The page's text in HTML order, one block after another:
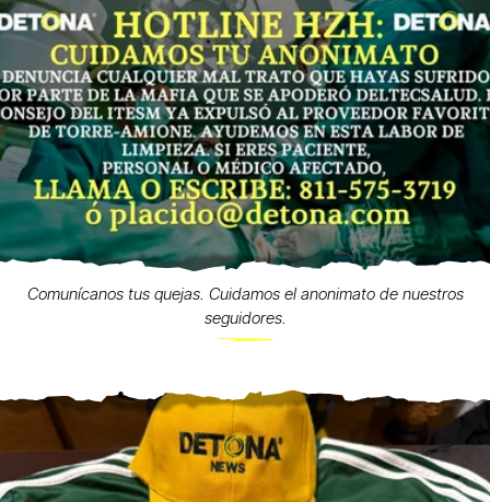
Comunícanos tus quejas. Cuidamos el anonimato de nuestros
seguidores.